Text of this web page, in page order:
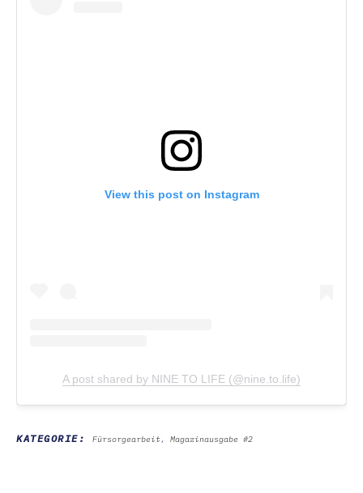
View this post on Instagram
A post shared by NINE TO LIFE (@nine.to.life)
KATEGORIE: Fürsorgearbeit, Magazinausgabe #2